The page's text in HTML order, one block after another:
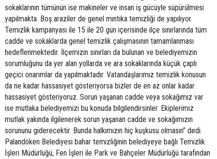
sokaklarının tümünün ise makineler ve insan iş gücüyle süpürülmesi
yapılmakta. Boş araziler de genel mıntıka temizliği de yapılıyor.
Temizlik kampanyası ile 15 ile 20 gün içerisinde ilçe sınırlarında tüm
cadde ve sokaklarda genel temizlik çalışmasının tamamlanması
hedeflenmektedir. İlçemizin sınırları da bulunan ve belediyemizin
sorumluğunu da yer alan yollarda ve ara sokaklarında küçük çaplı
geçici onarımlar da yapılmaktadır. Vatandaşlarımız temizlik konusun
da ne kadar hassasiyet gösteriyorsa bizler de en az onlar kadar
hassasiyet gösteriyoruz. Sorun yaşanan cadde veya sokağımız var
ise mutlaka belediyemizi bu konuda bilgilendirsinler. Ekiplerimiz
mutlak yakında ilgilenerek sorun yaşanan cadde ve sokağımızın
sorununu giderecektir. Bunda halkımızın hiç kuşkusu olmasın” dedi.
Palandöken Belediyesi bahar temizliğinin belediyeye bağlı Temizlik
İşleri Müdürlüğü, Fen İşleri ile Park ve Bahçeler Müdürlüğü tarafından